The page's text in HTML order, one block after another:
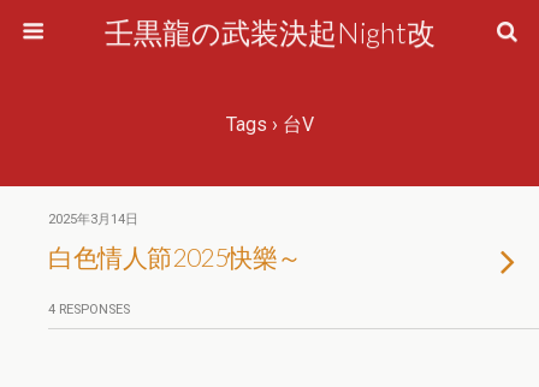
壬黒龍の武装決起Night改
Tags › 台V
2025年3月14日
白色情人節2025快樂～
4 RESPONSES